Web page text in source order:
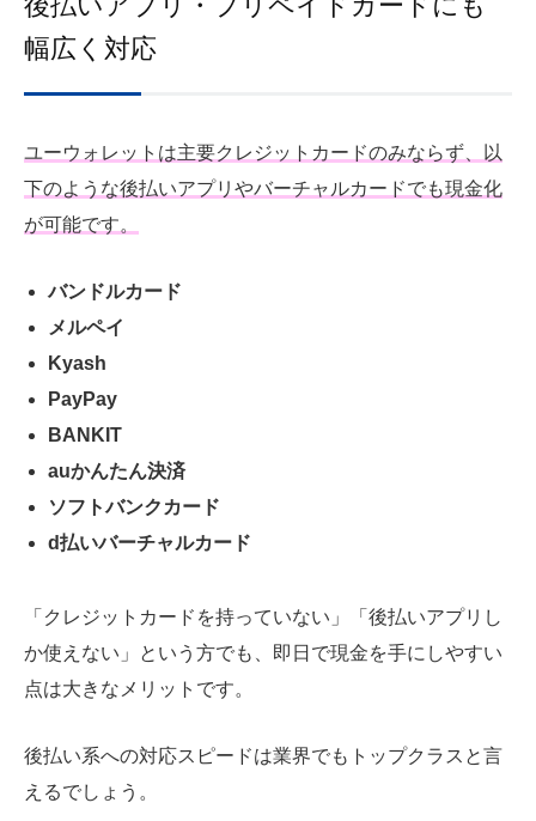
幅広く対応
ユーウォレットは主要クレジットカードのみならず、以
下のような後払いアプリやバーチャルカードでも現金化
が可能です。
バンドルカード
メルペイ
Kyash
PayPay
BANKIT
auかんたん決済
ソフトバンクカード
d払いバーチャルカード
「クレジットカードを持っていない」「後払いアプリし
か使えない」という方でも、即日で現金を手にしやすい
点は大きなメリットです。
後払い系への対応スピードは業界でもトップクラスと言
えるでしょう。